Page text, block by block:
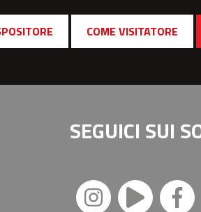
COME VISITATORE
SEGUICI SUI